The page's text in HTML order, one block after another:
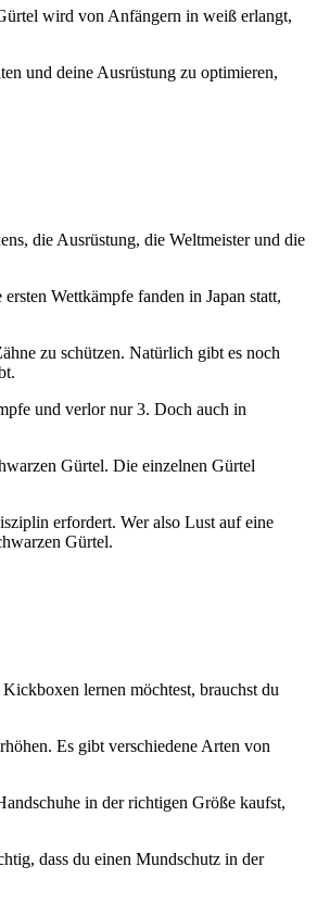
wird von Anfängern in weiß erlangt,
und deine Ausrüstung zu optimieren,
die Ausrüstung, die Weltmeister und die
Wettkämpfe fanden in Japan statt,
zu schützen. Natürlich gibt es noch
und verlor nur 3. Doch auch in
Gürtel. Die einzelnen Gürtel
erfordert. Wer also Lust auf eine
Gürtel.
lernen möchtest, brauchst du
Es gibt verschiedene Arten von
in der richtigen Größe kaufst,
dass du einen Mundschutz in der